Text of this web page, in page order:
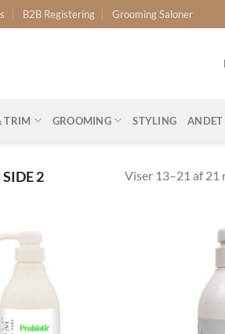
B2B Registering Grooming Saloner
TRIM GROOMING STYLING ANDET
SIDE 2 Viser 13–21 af 21